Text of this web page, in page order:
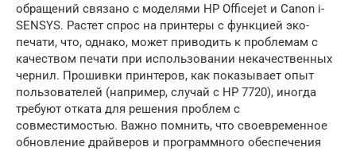
обращений связано с моделями HP Officejet и Canon i-
SENSYS. Растет спрос на принтеры с функцией эко-
печати, что, однако, может приводить к проблемам с
качеством печати при использовании некачественных
чернил. Прошивки принтеров, как показывает опыт
пользователей (например, случай с HP 7720), иногда
требуют отката для решения проблем с
совместимостью. Важно помнить, что своевременное
обновление драйверов и программного обеспечения